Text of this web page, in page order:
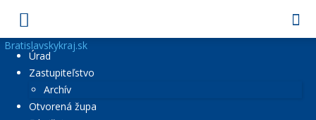
Bratislavskykraj.sk
Úrad
Zastupiteľstvo
Archív
Otvorená župa